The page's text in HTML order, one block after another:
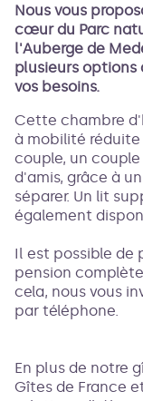
Nous vous
cœur du Parc
l'Auberge de
plusieurs options
vos besoins.
Cette chambre
à mobilité
couple, un
d'amis, grâce à
séparer. Un lit
également
Il est possible de
pension
cela, nous vous
par téléphone.
En plus de notre
Gîtes de France